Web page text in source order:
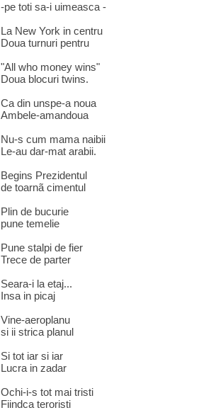
-pe toti sa-i uimeasca -
La New York in centru
Doua turnuri pentru
"All who money wins"
Doua blocuri twins.
Ca din unspe-a noua
Ambele-amandoua
Nu-s cum mama naibii
Le-au dar-mat arabii.
Begins Prezidentul
de toarnã cimentul
Plin de bucurie
pune temelie
Pune stalpi de fier
Trece de parter
Seara-i la etaj...
Insa in picaj
Vine-aeroplanu
si ii strica planul
Si tot iar si iar
Lucra in zadar
Ochi-i-s tot mai tristi
Fiindca teroristi